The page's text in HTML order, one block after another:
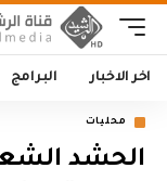
اخر الاخبار البرامج
محليات
الحشد